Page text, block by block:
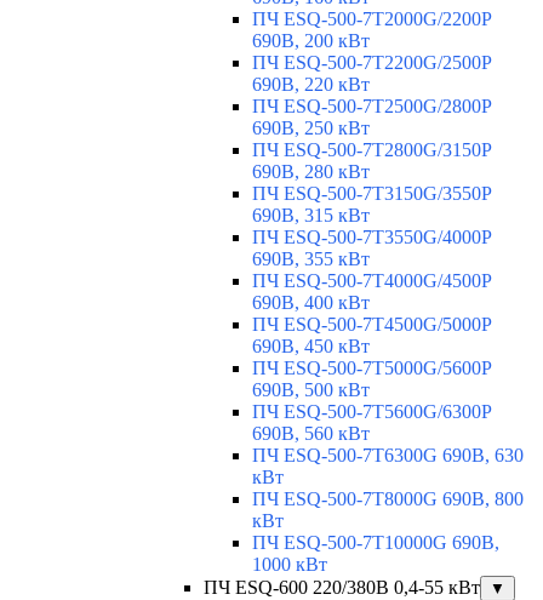
ПЧ ESQ-500-7T2000G/2200P
690В, 200 кВт
ПЧ ESQ-500-7T2200G/2500P
690В, 220 кВт
ПЧ ESQ-500-7T2500G/2800P
690В, 250 кВт
ПЧ ESQ-500-7T2800G/3150P
690В, 280 кВт
ПЧ ESQ-500-7T3150G/3550P
690В, 315 кВт
ПЧ ESQ-500-7T3550G/4000P
690В, 355 кВт
ПЧ ESQ-500-7T4000G/4500P
690В, 400 кВт
ПЧ ESQ-500-7T4500G/5000P
690В, 450 кВт
ПЧ ESQ-500-7T5000G/5600P
690В, 500 кВт
ПЧ ESQ-500-7T5600G/6300P
690В, 560 кВт
ПЧ ESQ-500-7T6300G 690В, 630
кВт
ПЧ ESQ-500-7T8000G 690В, 800
кВт
ПЧ ESQ-500-7T10000G 690В,
1000 кВт
ПЧ ESQ-600 220/380В 0,4-55 кВт
▼